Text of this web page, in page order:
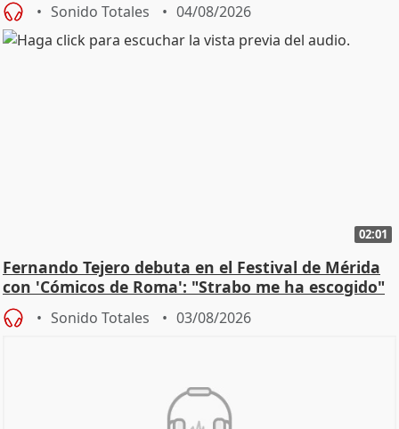
Sonido Totales 04/08/2026
02:01
Fernando Tejero debuta en el Festival de Mérida
con 'Cómicos de Roma': "Strabo me ha escogido"
Sonido Totales 03/08/2026